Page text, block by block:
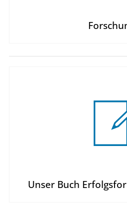
Unser Buch